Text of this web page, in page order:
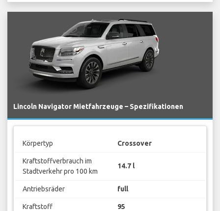
Lincoln Navigator Mietfahrzeuge – Spezifikationen
Körpertyp Crossover
Kraftstoffverbrauch im
Stadtverkehr pro 100 km
14.7 l
Antriebsräder full
Kraftstoff 95